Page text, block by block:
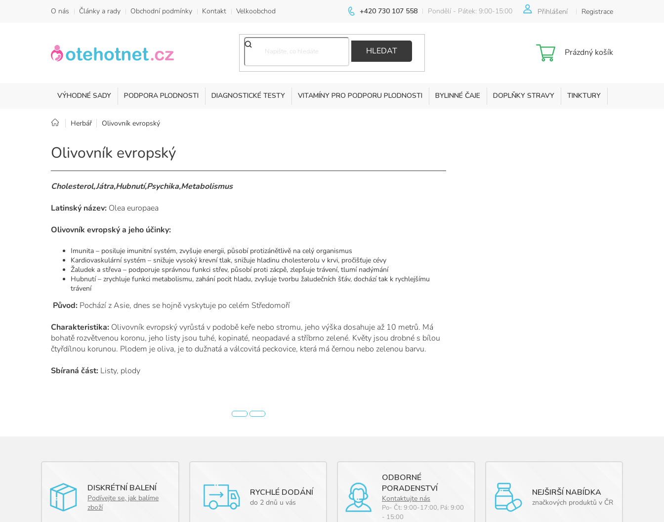
+420 730 107 558 Pondělí - Pátek: 9:00-15:00
O nás Články a rady Obchodní podmínky Kontakt Velkoobchod Přihlášení Registrace
HLEDAT
Nákupní
Prázdný košík
VÝHODNÉ SADY PODPORA PLODNOSTI DIAGNOSTICKÉ TESTY VITAMÍNY PRO PODPORU PLODNOSTI BYLINNÉ ČAJE DOPLŇKY STRAVY TINKTURY
DomůHerbář Olivovník evropský
Olivovník evropský
Cholesterol,Játra,Hubnutí,Psychika,Metabolismus
Latinský název: Olea europaea
Olivovník evropský a jeho účinky:
Imunita – posiluje imunitní systém, zvyšuje energii, působí protizánětlivě na celý organismus
Kardiovaskulární systém – snižuje vysoký krevní tlak, snižuje hladinu cholesterolu v krvi, pročišťuje cévy
Žaludek a střeva – podporuje správnou funkci střev, působí proti zácpě, zlepšuje trávení, tlumí nadýmání
Hubnutí – zrychluje funkci metabolismu, zahání pocit hladu, zvyšuje tvorbu žaludečních šťáv, dochází tak k rychlejšímu
trávení
Původ: Pochází z Asie, dnes se hojně vyskytuje po celém Středomoří
Charakteristika: Olivovník evropský vyrůstá v podobě keře nebo stromu, jeho výška dosahuje až 10 metrů. Má
bohatě rozvětvenou koronu, jeho listy jsou tuhé, kopinaté, neopadavé a stříbrno zelené. Květy jsou drobné s bílou
čtyřdílnou korunou. Plodem je oliva, je to dužnatá a válcovitá peckovice, která má černou nebo zelenou barvu.
Sbíraná část: Listy, plody
DISKRÉTNÍ BALENÍ
Podívejte se, jak balíme
zboží
RYCHLÉ DODÁNÍ
do 2 dnů u vás
ODBORNÉ
PORADENSTVÍ
Kontaktujte nás
Po- Čt: 9:00-17:00, Pá: 9:00
- 15:00
NEJŠIRŠÍ NABÍDKA
značkových produktů v ČR